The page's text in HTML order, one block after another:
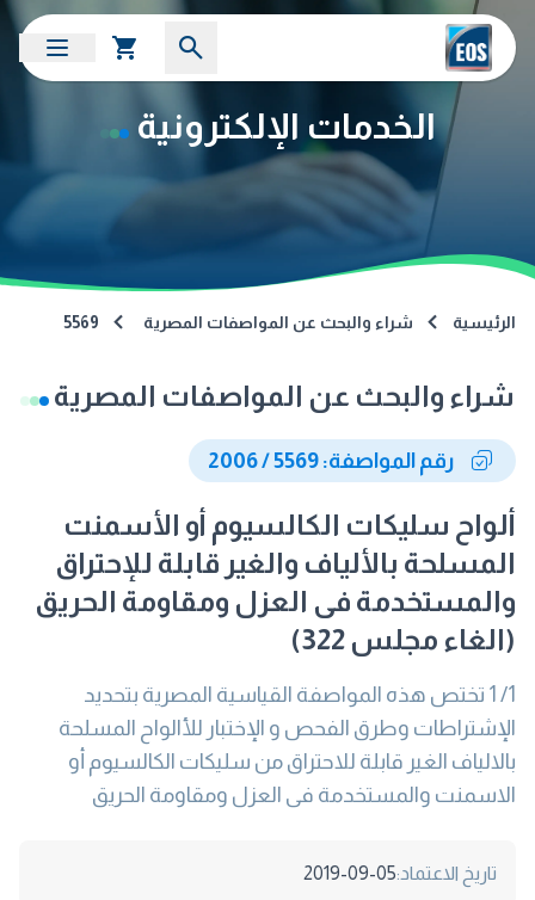
الخدمات الإلكترونية
الرئيسية شراء والبحث عن المواصفات المصرية 5569
شراء والبحث عن المواصفات المصرية
رقم المواصفة: 5569 / 2006
ألواح سليكات الكالسيوم أو الأسمنت
المسلحة بالألياف والغير قابلة للإحتراق
والمستخدمة فى العزل ومقاومة الحريق
(الغاء مجلس 322)
1/ 1 تختص هذه المواصفة القياسية المصرية بتحديد
الإشتراطات وطرق الفحص و الإختبار للأالواح المسلحة
بالالياف الغير قابلة للاحتراق من سليكات الكالسيوم أو
الاسمنت والمستخدمة فى العزل ومقاومة الحريق
تاريخ الاعتماد:2019-09-05